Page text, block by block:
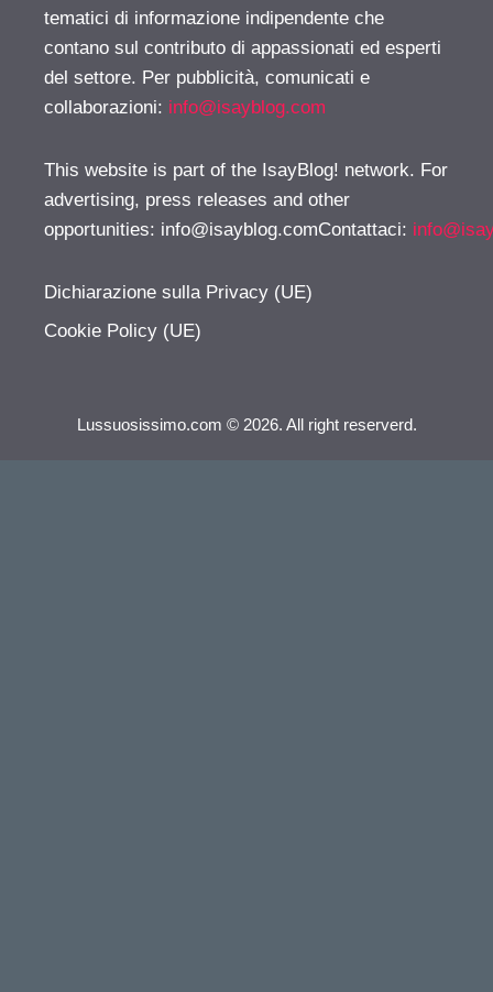
tematici di informazione indipendente che
contano sul contributo di appassionati ed esperti
del settore. Per pubblicità, comunicati e
collaborazioni: info@isayblog.com
This website is part of the IsayBlog! network. For
advertising, press releases and other
opportunities: info@isayblog.comContattaci:
Dichiarazione sulla Privacy (UE)
Cookie Policy (UE)
Lussuosissimo.com © 2026. All right reserverd.